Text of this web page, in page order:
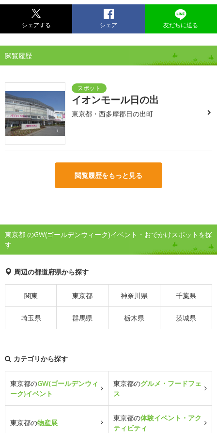
シェアする シェア 友だちに送る
閲覧履歴
イオンモール日の出
東京都・西多摩郡日の出町
閲覧履歴をもっと見る
東京都 のGW(ゴールデンウィーク)イベント・おでかけスポットを探
す
周辺の都道府県から探す
関東 東京都 神奈川県 千葉県
埼玉県 群馬県 栃木県 茨城県
カテゴリから探す
東京都のGW(ゴールデンウィ
ーク)イベント
東京都のグルメ・フードフェ
ス
東京都の物産展
東京都の体験イベント・アク
ティビティ